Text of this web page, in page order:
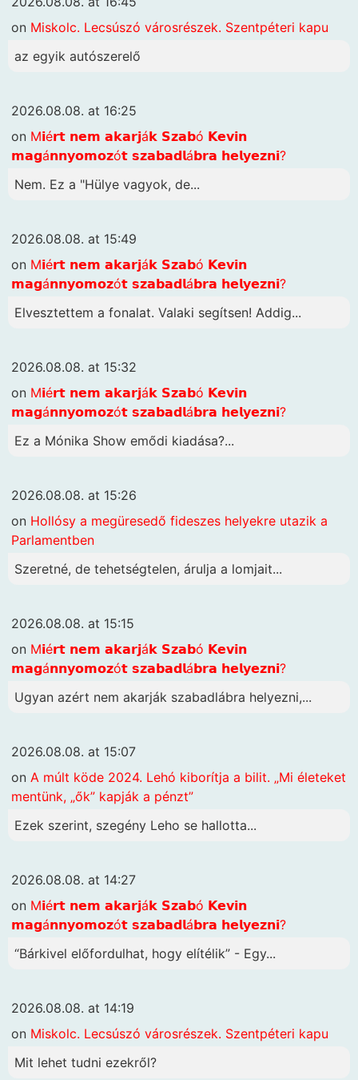
on Miskolc. Lecsúszó városrészek. Szentpéteri kapu
az egyik autószerelő
2026.08.08. at 16:25
on M𝗶é𝗿𝘁 𝗻𝗲𝗺 𝗮𝗸𝗮𝗿𝗷á𝗸 𝗦𝘇𝗮𝗯ó 𝗞𝗲𝘃𝗶𝗻
𝗺𝗮𝗴á𝗻𝗻𝘆𝗼𝗺𝗼𝘇ó𝘁 𝘀𝘇𝗮𝗯𝗮𝗱𝗹á𝗯𝗿𝗮 𝗵𝗲𝗹𝘆𝗲𝘇𝗻𝗶?
Nem. Ez a "Hülye vagyok, de...
2026.08.08. at 15:49
on M𝗶é𝗿𝘁 𝗻𝗲𝗺 𝗮𝗸𝗮𝗿𝗷á𝗸 𝗦𝘇𝗮𝗯ó 𝗞𝗲𝘃𝗶𝗻
𝗺𝗮𝗴á𝗻𝗻𝘆𝗼𝗺𝗼𝘇ó𝘁 𝘀𝘇𝗮𝗯𝗮𝗱𝗹á𝗯𝗿𝗮 𝗵𝗲𝗹𝘆𝗲𝘇𝗻𝗶?
Elvesztettem a fonalat. Valaki segítsen! Addig...
2026.08.08. at 15:32
on M𝗶é𝗿𝘁 𝗻𝗲𝗺 𝗮𝗸𝗮𝗿𝗷á𝗸 𝗦𝘇𝗮𝗯ó 𝗞𝗲𝘃𝗶𝗻
𝗺𝗮𝗴á𝗻𝗻𝘆𝗼𝗺𝗼𝘇ó𝘁 𝘀𝘇𝗮𝗯𝗮𝗱𝗹á𝗯𝗿𝗮 𝗵𝗲𝗹𝘆𝗲𝘇𝗻𝗶?
Ez a Mónika Show emődi kiadása?...
2026.08.08. at 15:26
on Hollósy a megüresedő fideszes helyekre utazik a
Parlamentben
Szeretné, de tehetségtelen, árulja a lomjait...
2026.08.08. at 15:15
on M𝗶é𝗿𝘁 𝗻𝗲𝗺 𝗮𝗸𝗮𝗿𝗷á𝗸 𝗦𝘇𝗮𝗯ó 𝗞𝗲𝘃𝗶𝗻
𝗺𝗮𝗴á𝗻𝗻𝘆𝗼𝗺𝗼𝘇ó𝘁 𝘀𝘇𝗮𝗯𝗮𝗱𝗹á𝗯𝗿𝗮 𝗵𝗲𝗹𝘆𝗲𝘇𝗻𝗶?
Ugyan azért nem akarják szabadlábra helyezni,...
2026.08.08. at 15:07
on A múlt köde 2024. Lehó kiborítja a bilit. „Mi életeket
mentünk, „ők” kapják a pénzt”
Ezek szerint, szegény Leho se hallotta...
2026.08.08. at 14:27
on M𝗶é𝗿𝘁 𝗻𝗲𝗺 𝗮𝗸𝗮𝗿𝗷á𝗸 𝗦𝘇𝗮𝗯ó 𝗞𝗲𝘃𝗶𝗻
𝗺𝗮𝗴á𝗻𝗻𝘆𝗼𝗺𝗼𝘇ó𝘁 𝘀𝘇𝗮𝗯𝗮𝗱𝗹á𝗯𝗿𝗮 𝗵𝗲𝗹𝘆𝗲𝘇𝗻𝗶?
“Bárkivel előfordulhat, hogy elítélik” - Egy...
2026.08.08. at 14:19
on Miskolc. Lecsúszó városrészek. Szentpéteri kapu
Mit lehet tudni ezekről?